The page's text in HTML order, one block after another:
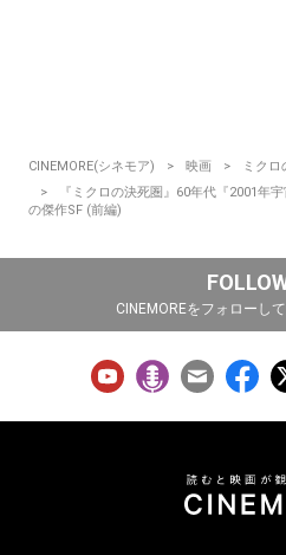
CINEMORE(シネモア) 映画
ミクロ
『ミクロの決死圏』60年代『2001年
の傑作SF (前編)
CINEMOREをフォローし